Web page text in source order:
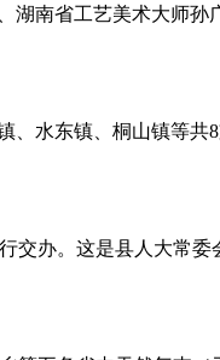
湖南省工艺美术大师孙
、水东镇、桐山镇等共
交办。这是县人大常